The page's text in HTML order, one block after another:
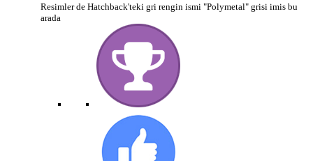
Resimler de Hatchback'teki gri rengin ismi "Polymetal" grisi imis bu
arada